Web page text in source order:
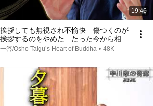
19:46
挨拶しても無視され不愉快 傷つくのが
拶するのをやめた たった今から相手
されずに済む｢考え方｣｜大愚和尚の一
答/Osho Taigu’s Heart of Buddha • 48K